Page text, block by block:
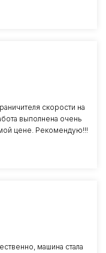
скорости на
выполнена очень
цене. Рекомендую!!!
машина стала